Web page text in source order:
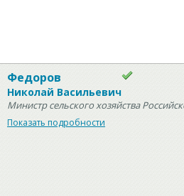
Федоров
Николай Васильевич
Министр сельского хозяйства
Показать подробности